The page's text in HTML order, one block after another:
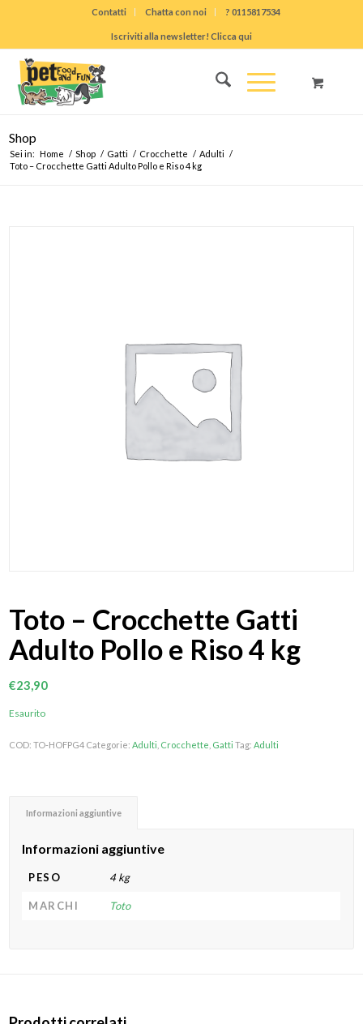
Contatti Chatta con noi ? 0115817534
Iscriviti alla newsletter! Clicca qui
Shop
Sei in: Home / Shop / Gatti / Crocchette / Adulti /
Toto – Crocchette Gatti Adulto Pollo e Riso 4 kg
Toto – Crocchette Gatti
Adulto Pollo e Riso 4 kg
€23,90
Esaurito
COD:TO-HOFPG4 Categorie:Adulti Crocchette Gatti Tag:Adulti
Informazioni aggiuntive
Informazioni aggiuntive
PESO 4 kg
MARCHI Toto